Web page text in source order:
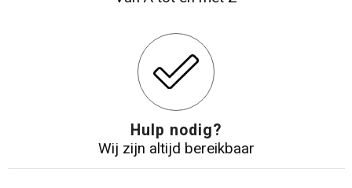
Hulp nodig?
Wij zijn altijd bereikbaar